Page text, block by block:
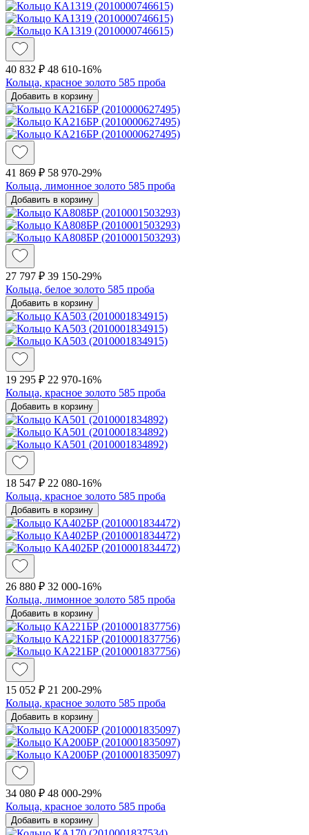
40 832 ₽ 48 610-16%
Кольца, красное золото 585 проба
Добавить в корзину
41 869 ₽ 58 970-29%
Кольца, лимонное золото 585 проба
Добавить в корзину
27 797 ₽ 39 150-29%
Кольца, белое золото 585 проба
Добавить в корзину
19 295 ₽ 22 970-16%
Кольца, красное золото 585 проба
Добавить в корзину
18 547 ₽ 22 080-16%
Кольца, красное золото 585 проба
Добавить в корзину
26 880 ₽ 32 000-16%
Кольца, лимонное золото 585 проба
Добавить в корзину
15 052 ₽ 21 200-29%
Кольца, красное золото 585 проба
Добавить в корзину
34 080 ₽ 48 000-29%
Кольца, красное золото 585 проба
Добавить в корзину